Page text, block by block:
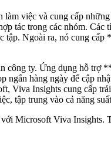
việc và cung cấp
tác trong các nhóm. Các
tập. Ngoài ra, nó cung
công ty. Ứng dụng hỗ trợ
hàng ngày để cập
Viva Insights cung cấp
tập trung vào cả năng
Microsoft Viva Insights.